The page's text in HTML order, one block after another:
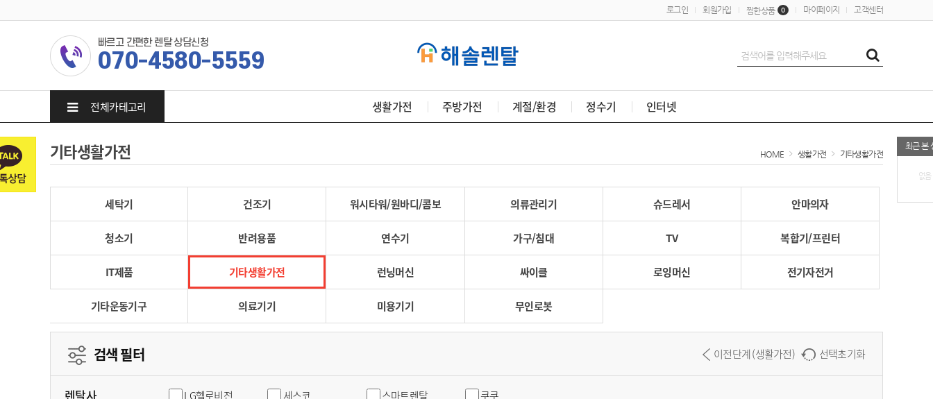
로그인 회원가입 찜한상품 0 마이페이지 고객센터
빠르고 간편한 렌탈 상담신청
070-4580-5559
전체카테고리 생활가전 주방가전 계절/환경 정수기 인터넷
최근 본
없음
기타생활가전 HOME 생활가전 기타생활가전
세탁기 건조기 워시타워/원바디/콤보 의류관리기 슈드레서 안마의자
청소기 반려용품 연수기 가구/침대 TV 복합기/프린터
IT제품 기타생활가전 런닝머신 싸이클 로잉머신 전기자전거
기타운동기구 의료기기 미용기기 무인로봇
검색 필터 이전단계 (생활가전) 선택초기화
렌탈사 LG헬로비전 세스코 스마트렌탈 쿠쿠